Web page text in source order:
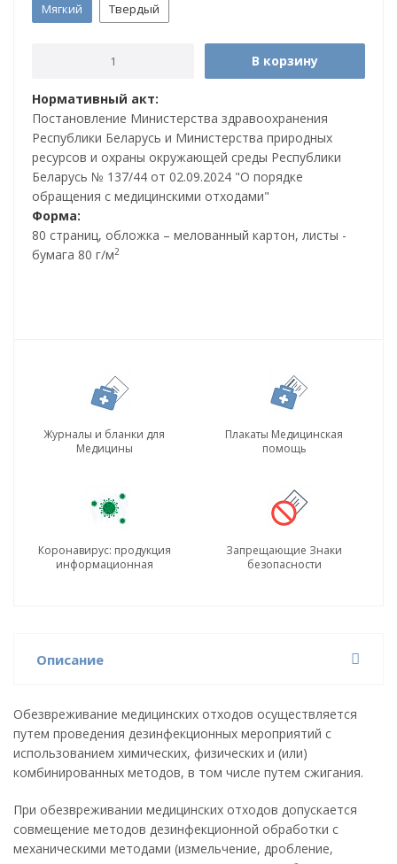
Мягкий
Твердый
В корзину
Нормативный акт:
Постановление Министерства здравоохранения
Республики Беларусь и Министерства природных
ресурсов и охраны окружающей среды Республики
Беларусь № 137/44 от 02.09.2024 "О порядке
обращения с медицинскими отходами"
Форма:
80 страниц, обложка – мелованный картон, листы -
бумага 80 г/м2
Журналы и бланки для
Медицины
Плакаты Медицинская
помощь
Коронавирус: продукция
информационная
Запрещающие Знаки
безопасности
Описание
Обезвреживание медицинских отходов осуществляется
путем проведения дезинфекционных мероприятий с
использованием химических, физических и (или)
комбинированных методов, в том числе путем сжигания.
При обезвреживании медицинских отходов допускается
совмещение методов дезинфекционной обработки с
механическими методами (измельчение, дробление,